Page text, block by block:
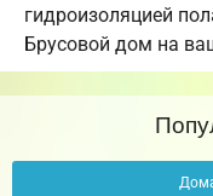
гидроизоляцией
Брусовой дом на